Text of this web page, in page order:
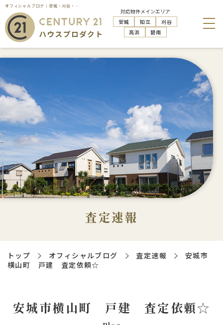
オフィシャルブログ｜安城・刈谷・知立・高浜の不動産売却はハウスプロダクト
対応物件メインエリア
安城
知立
刈谷
高浜
碧南
査定速報
トップ オフィシャルブログ 査定速報
安城市
横山町 戸建 査定依頼☆
安城市横山町 戸建 査定依頼☆